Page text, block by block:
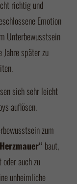
richtig und
Emotion
Unterbewusstsein
später zu
sich sehr leicht
auflösen.
zum
baut,
auch zu
unheimliche